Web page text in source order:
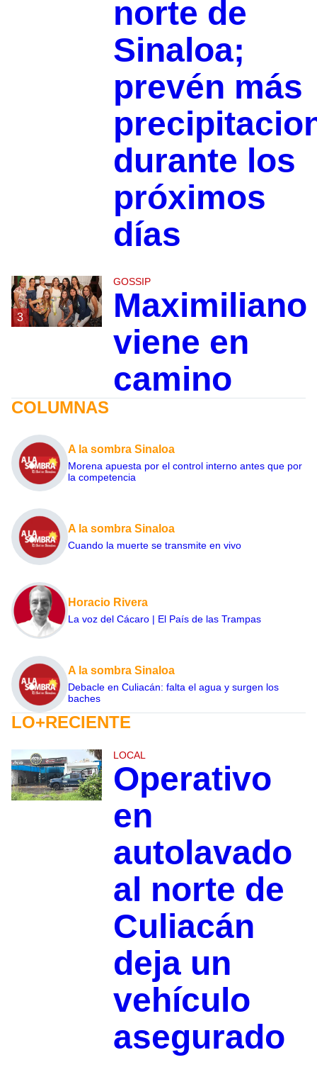
norte de
Sinaloa;
prevén más
durante los
próximos
días
3
GOSSIP
Maximiliano
viene en
camino
COLUMNAS
A la sombra Sinaloa
Morena apuesta por el control interno antes que por
la competencia
A la sombra Sinaloa
Cuando la muerte se transmite en vivo
Horacio Rivera
La voz del Cácaro | El País de las Trampas
A la sombra Sinaloa
Debacle en Culiacán: falta el agua y surgen los
baches
LO+RECIENTE
LOCAL
Operativo
en
autolavado
al norte de
Culiacán
deja un
vehículo
asegurado